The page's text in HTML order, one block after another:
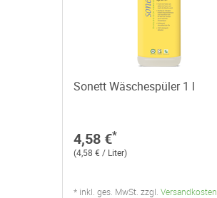
Sonett Wäschespüler 1 l
4,58 €*
(4,58 € / Liter)
* inkl. ges. MwSt. zzgl. Versandkosten